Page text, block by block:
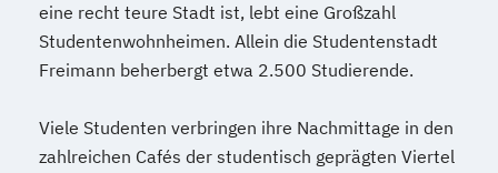
eine recht teure Stadt ist, lebt eine Großzahl
Studentenwohnheimen. Allein die Studentenstadt
Freimann beherbergt etwa 2.500 Studierende.
Viele Studenten verbringen ihre Nachmittage in den
zahlreichen Cafés der studentisch geprägten Viertel